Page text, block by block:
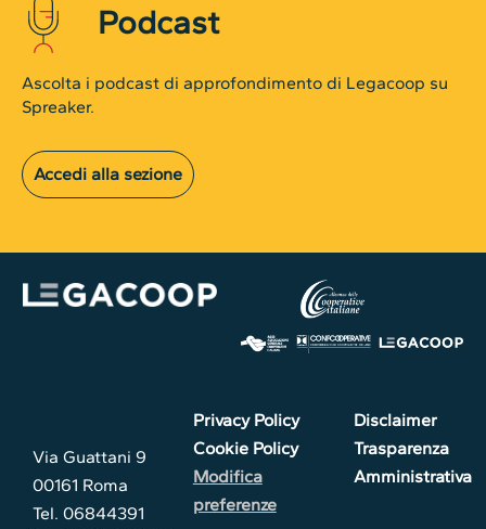
Podcast
Ascolta i podcast di approfondimento di Legacoop su
Spreaker.
Accedi alla sezione
Via Guattani 9
00161 Roma
Tel. 06844391
Privacy Policy
Cookie Policy
Modifica
preferenze
Disclaimer
Trasparenza
Amministrativa